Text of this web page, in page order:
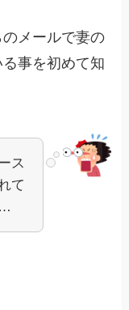
メールで妻の
事を初めて知
ス
て